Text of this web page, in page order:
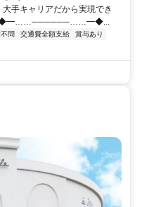
手キャリアだから実現でき
◎ ┗◆━……──────……━◆...
問 交通費全額支給
賞与あり